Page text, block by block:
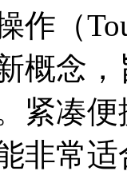
作（
概念
紧凑
非常